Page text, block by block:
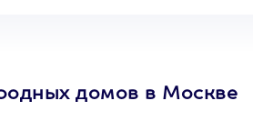
домов в Москве